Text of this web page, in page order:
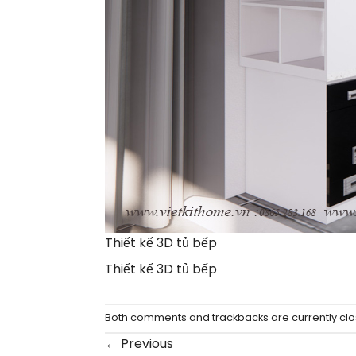
Thiết kế 3D tủ bếp
Thiết kế 3D tủ bếp
Both comments and trackbacks are currently
← Previous